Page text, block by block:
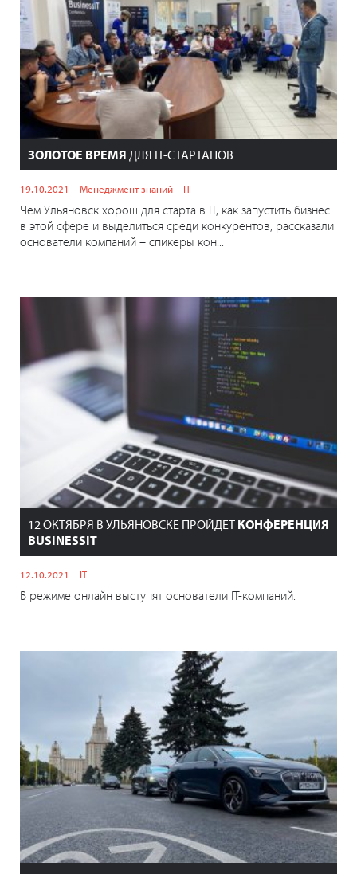
ЗОЛОТОЕ ВРЕМЯ ДЛЯ IT-СТАРТАПОВ
19.10.2021 Менеджмент знаний IT
Чем Ульяновск хорош для старта в IT, как запустить бизнес
в этой сфере и выделиться среди конкурентов, рассказали
основатели компаний – спикеры кон...
12 ОКТЯБРЯ В УЛЬЯНОВСКЕ ПРОЙДЕТ КОНФЕРЕНЦИЯ
BUSINESSIT
12.10.2021 IT
В режиме онлайн выступят основатели IT-компаний.